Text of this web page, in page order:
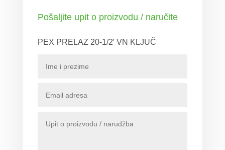
Pošaljite upit o proizvodu / naručite
PEX PRELAZ 20-1/2′ VN KLJUČ